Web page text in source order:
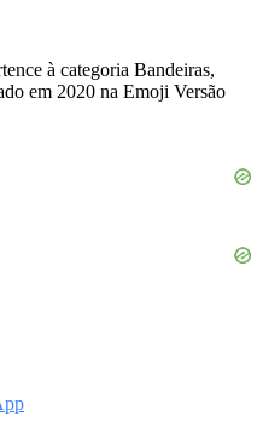
à categoria Bandeiras,
em 2020 na Emoji Versão